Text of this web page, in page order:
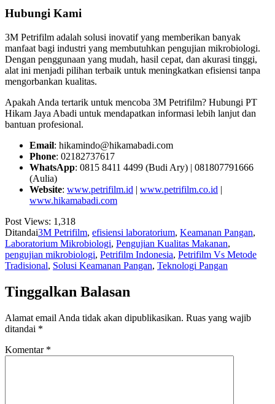
Hubungi Kami
3M Petrifilm adalah solusi inovatif yang memberikan banyak
manfaat bagi industri yang membutuhkan pengujian mikrobiologi.
Dengan penggunaan yang mudah, hasil cepat, dan akurasi tinggi,
alat ini menjadi pilihan terbaik untuk meningkatkan efisiensi tanpa
mengorbankan kualitas.
Apakah Anda tertarik untuk mencoba 3M Petrifilm? Hubungi PT
Hikam Jaya Abadi untuk mendapatkan informasi lebih lanjut dan
bantuan profesional.
Email: hikamindo@hikamabadi.com
Phone: 02182737617
WhatsApp: 0815 8411 4499 (Budi Ary) | 081807791666
(Aulia)
Website: www.petrifilm.id | www.petrifilm.co.id |
www.hikamabadi.com
Post Views: 1,318
Ditandai3M Petrifilm, efisiensi laboratorium, Keamanan Pangan,
Laboratorium Mikrobiologi, Pengujian Kualitas Makanan,
pengujian mikrobiologi, Petrifilm Indonesia, Petrifilm Vs Metode
Tradisional, Solusi Keamanan Pangan, Teknologi Pangan
Tinggalkan Balasan
Alamat email Anda tidak akan dipublikasikan. Ruas yang wajib
ditandai *
Komentar *